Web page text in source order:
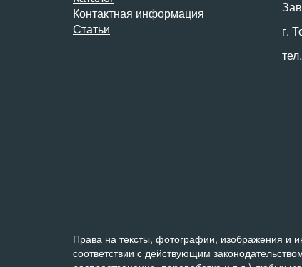
Контактная информация
Статьи
г.
Права на тексты, фотографии, изображения и
соответствии с действующим